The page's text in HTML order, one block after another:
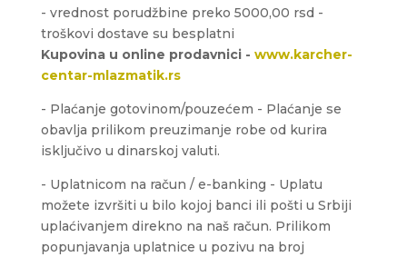
- vrednost porudžbine preko 5000,00 rsd -
troškovi dostave su besplatni
Kupovina u online prodavnici - www.karcher-
centar-mlazmatik.rs
- Plaćanje gotovinom/pouzećem - Plaćanje se
obavlja prilikom preuzimanje robe od kurira
isključivo u dinarskoj valuti.
- Uplatnicom na račun / e-banking - Uplatu
možete izvršiti u bilo kojoj banci ili pošti u Srbiji
uplaćivanjem direkno na naš račun. Prilikom
popunjavanja uplatnice u pozivu na broj